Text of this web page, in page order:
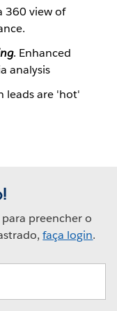
360 view of
. Enhanced
analysis
leads are 'hot'
preencher o
faça login.